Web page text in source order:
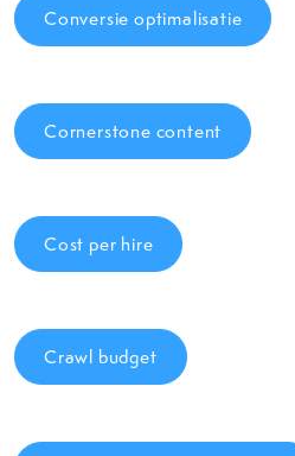
Conversie optimalisatie
Cornerstone content
Cost per hire
Crawl budget